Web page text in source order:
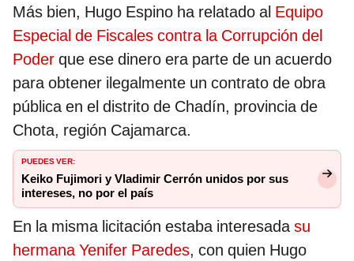
Más bien, Hugo Espino ha relatado al Equipo
Especial de Fiscales contra la Corrupción del
Poder que ese dinero era parte de un acuerdo
para obtener ilegalmente un contrato de obra
pública en el distrito de Chadín, provincia de
Chota, región Cajamarca.
PUEDES VER:
Keiko Fujimori y Vladimir Cerrón unidos por sus
intereses, no por el país
En la misma licitación estaba interesadasu
hermana Yenifer Paredes, con quien Hugo